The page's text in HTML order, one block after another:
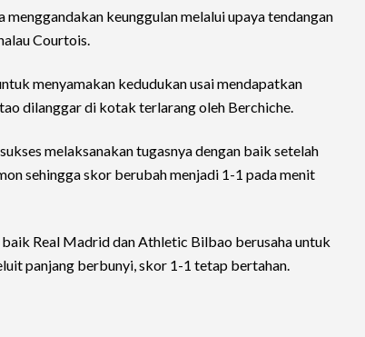
menggandakan keunggulan melalui upaya tendangan
Courtois.
menyamakan kedudukan usai mendapatkan
dilanggar di kotak terlarang oleh Berchiche.
melaksanakan tugasnya dengan baik setelah
sehingga skor berubah menjadi 1-1 pada menit
Real Madrid dan Athletic Bilbao berusaha untuk
panjang berbunyi, skor 1-1 tetap bertahan.